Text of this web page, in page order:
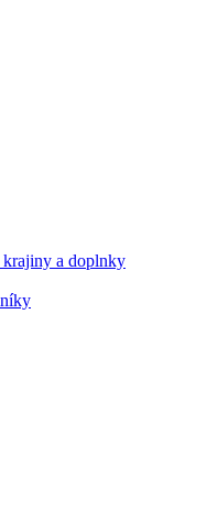
krajiny a doplnky